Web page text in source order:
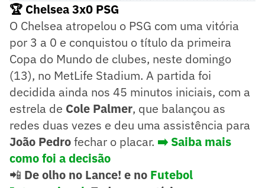
🏆 Chelsea 3x0 PSG
O Chelsea atropelou o PSG com uma vitória
por 3 a 0 e conquistou o título da primeira
Copa do Mundo de clubes, neste domingo
(13), no MetLife Stadium. A partida foi
decidida ainda nos 45 minutos iniciais, com a
estrela de Cole Palmer, que balançou as
redes duas vezes e deu uma assistência para
João Pedrofechar o placar. ➡️ Saiba mais
como foi a decisão
📲 De olho no Lance! e no Futebol